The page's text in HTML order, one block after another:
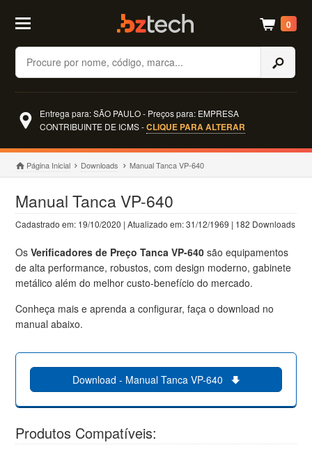
Buscar
0
Entrega para: SÃO PAULO - Preços para: EMPRESA
CONTRIBUINTE DE ICMS -CLIQUE PARA ALTERAR
Página Inicial Downloads Manual Tanca VP-640
Manual Tanca VP-640
Cadastrado em: 19/10/2020 | Atualizado em: 31/12/1969 | 182 Downloads
OsVerificadores de Preço Tanca VP-640 são equipamentos
de alta performance, robustos, com design moderno, gabinete
metálico além do melhor custo-benefício do mercado.
Conheça mais e aprenda a configurar, faça o download no
manual abaixo.
Download - Manual Tanca VP-640
Produtos Compatíveis: